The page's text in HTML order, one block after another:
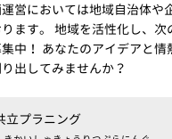
営においては地域自治体や
ます。 地域を活性化し、次
中！ あなたのアイデアと情
出してみませんか？
立プラニング